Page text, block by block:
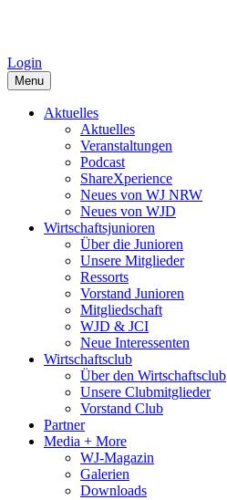
Login
Menu
Aktuelles
Aktuelles
Veranstaltungen
Podcast
ShareXperience
Neues von WJ NRW
Neues von WJD
Wirtschaftsjunioren
Über die Junioren
Unsere Mitglieder
Ressorts
Vorstand Junioren
Mitgliedschaft
WJD & JCI
Neue Interessenten
Wirtschaftsclub
Über den Wirtschaftsclub
Unsere Clubmitglieder
Vorstand Club
Partner
Media + More
WJ-Magazin
Galerien
Downloads